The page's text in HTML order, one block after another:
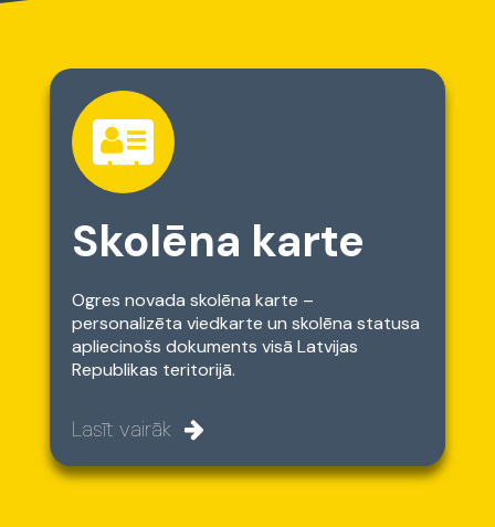
Skolēna karte
Ogres novada skolēna karte –
personalizēta viedkarte un skolēna statusa
apliecinošs dokuments visā Latvijas
Republikas teritorijā.
Lasīt vairāk